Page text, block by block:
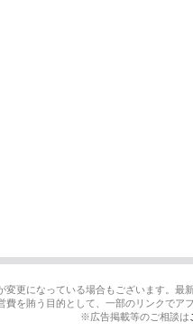
更になっている場合もございます。最
を賄う目的として、一部のリンクでア
※広告掲載等のご相談は